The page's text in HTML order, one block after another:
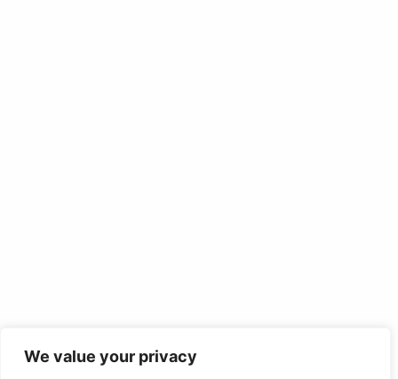
We value your privacy